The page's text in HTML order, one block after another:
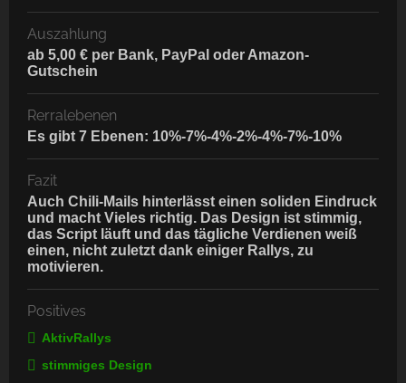
Auszahlung
ab 5,00 € per Bank, PayPal oder Amazon-
Gutschein
Rerralebenen
Es gibt 7 Ebenen: 10%-7%-4%-2%-4%-7%-10%
Fazit
Auch Chili-Mails hinterlässt einen soliden Eindruck
und macht Vieles richtig. Das Design ist stimmig,
das Script läuft und das tägliche Verdienen weiß
einen, nicht zuletzt dank einiger Rallys, zu
motivieren.
Positives
AktivRallys
stimmiges Design